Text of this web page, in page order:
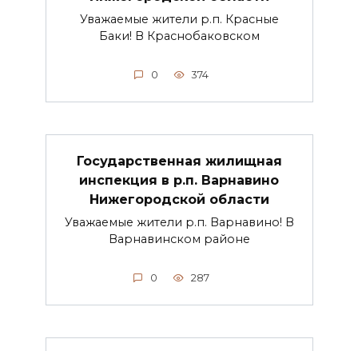
Уважаемые жители р.п. Красные
Баки! В Краснобаковском
0 374
Государственная жилищная
инспекция в р.п. Варнавино
Нижегородской области
Уважаемые жители р.п. Варнавино! В
Варнавинском районе
0 287